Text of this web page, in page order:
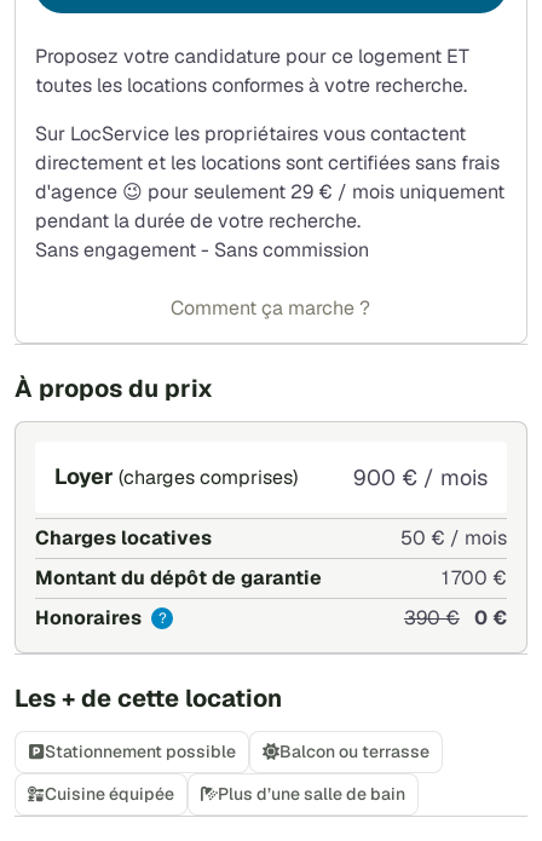
À propos du prix
Loyer (charges comprises) 900 € / mois
Charges locatives
50 € / mois
Montant du dépôt de garantie
1 700 €
Honoraires
? 390 € 0 €
Les + de cette location
Stationnement possible
Balcon ou terrasse
Cuisine équipée
Plus d’une salle de bain
Proposez votre candidature pour ce logement ET
toutes les locations conformes à votre recherche.
Sur LocService les propriétaires vous contactent
directement et les locations sont certifiées sans frais
d'agence 😉 pour seulement 29 € / mois uniquement
pendant la durée de votre recherche.
Sans engagement - Sans commission
Comment ça marche ?